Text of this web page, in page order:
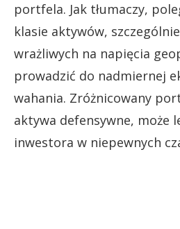
portfela. Jak tłumaczy,
klasie aktywów,
wrażliwych na napięcia
prowadzić do nadmiernej
wahania. Zróżnicowany
aktywa defensywne, może
inwestora w niepewnych